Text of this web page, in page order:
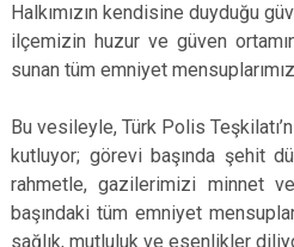
Halkımızın kendisine duyduğu
ilçemizin huzur ve güven
sunan tüm emniyet
Bu vesileyle, Türk Polis
kutluyor; görevi başında şehit
rahmetle, gazilerimizi minnet
başındaki tüm emniyet
sağlık, mutluluk ve esenlikler